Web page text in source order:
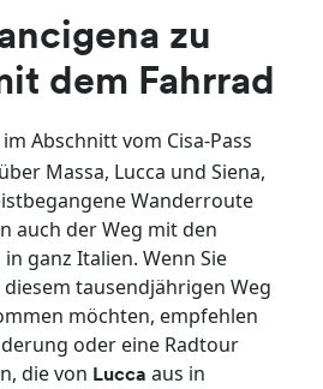
zu
dem Fahrrad
im Abschnitt vom Cisa-Pass
Massa, Lucca und Siena,
Wanderroute
auch der Weg mit den
ganz Italien. Wenn Sie
tausendjährigen Weg
möchten, empfehlen
oder eine Radtour
die von Lucca aus in